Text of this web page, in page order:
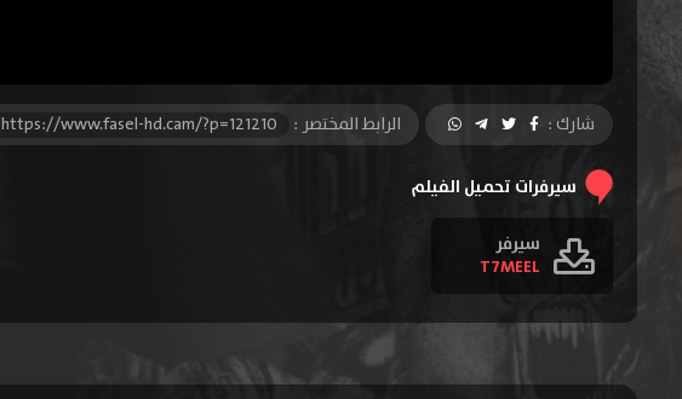
شارك : الرابط المختصر : https://www.fasel-hd.cam/?p=121210
سيرفرات تحميل الفيلم
سيرفر
T7MEEL